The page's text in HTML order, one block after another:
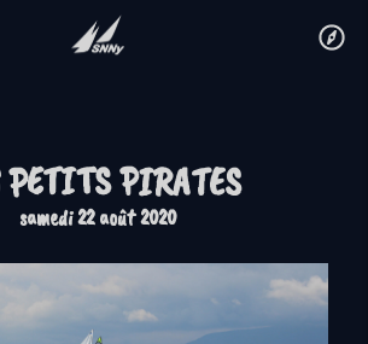
PETITS PIRATES
samedi 22 août 2020